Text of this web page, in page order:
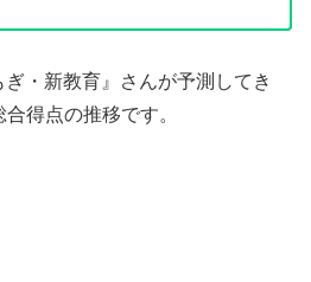
・新教育』さんが予測してき
合得点の推移です。